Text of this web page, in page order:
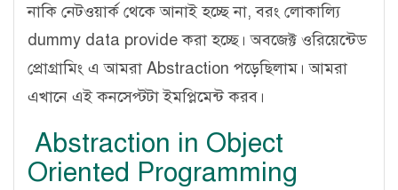
নাকি নেটওয়ার্ক থেকে আনাই হচ্ছে না, বরং লোকাল্যি
dummy data provide করা হচ্ছে। অবজেক্ট ওরিয়েন্টেড
প্রোগ্রামিং এ আমরা Abstraction পড়েছিলাম। আমরা
এখানে এই কনসেপ্টটা ইমপ্লিমেন্ট করব।
Abstraction in Object
Oriented Programming